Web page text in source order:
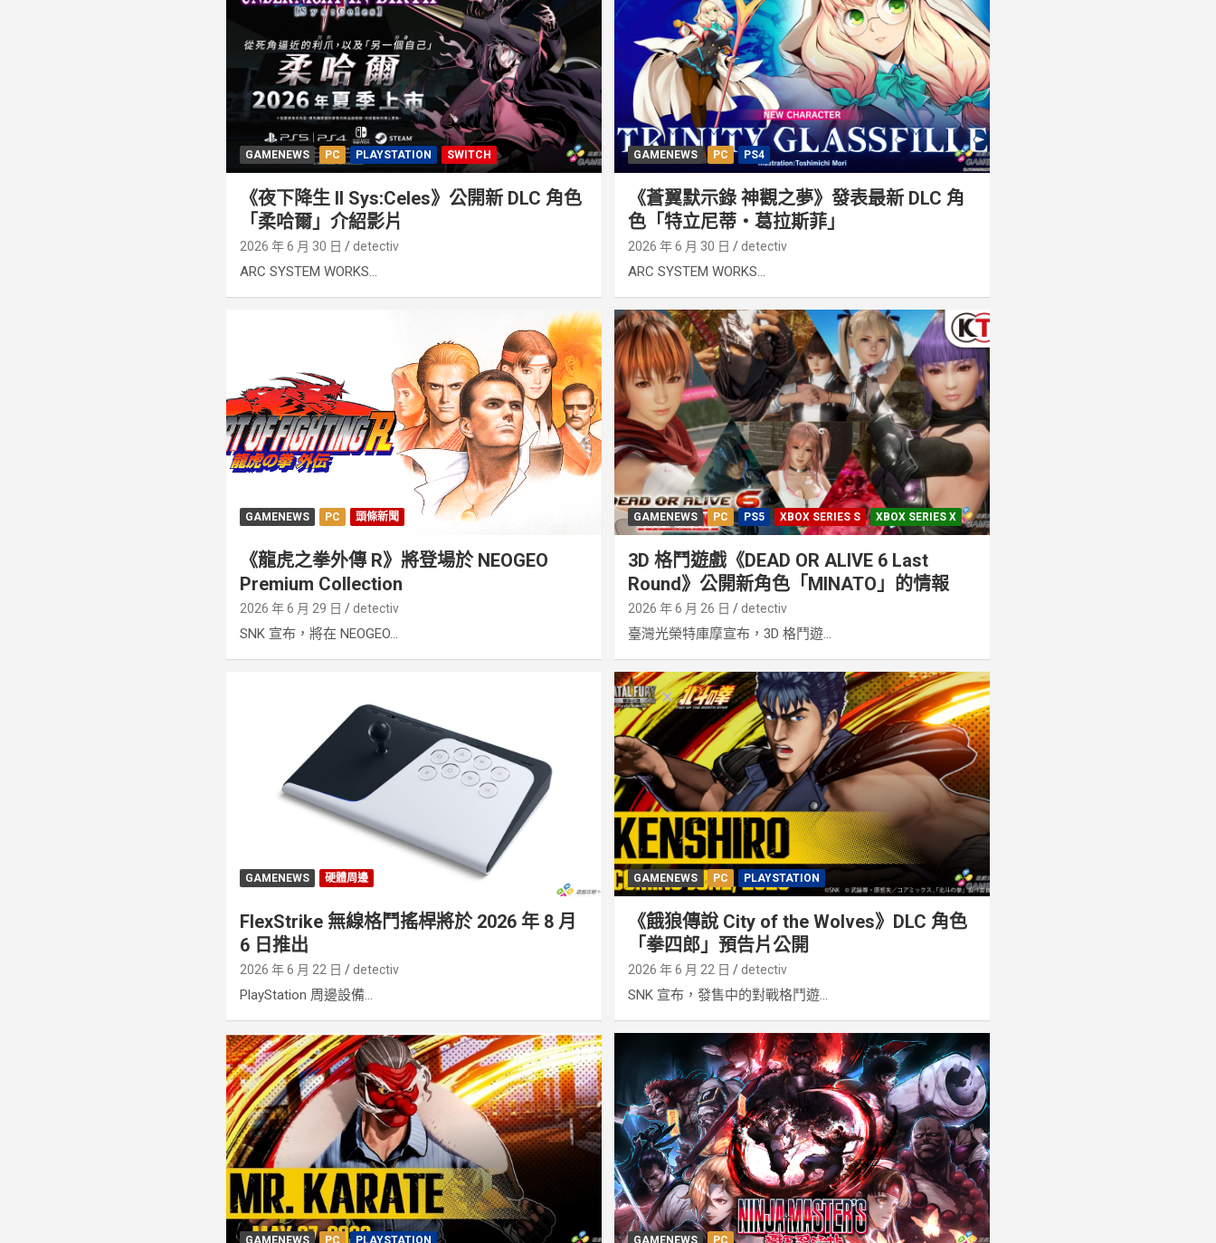
GAMENEWS PC PLAYSTATION SWITCH
《夜下降生 II Sys:Celes》公開新 DLC 角色
「柔哈爾」介紹影片
2026 年 6 月 30 日 detectiv
ARC SYSTEM WORKS...
GAMENEWS PC PS4
《蒼翼默示錄 神觀之夢》發表最新 DLC 角
色「特立尼蒂‧葛拉斯菲」
2026 年 6 月 30 日 detectiv
ARC SYSTEM WORKS...
GAMENEWS PC 頭條新聞
《龍虎之拳外傳 R》將登場於 NEOGEO
Premium Collection
2026 年 6 月 29 日 detectiv
SNK 宣布，將在 NEOGEO...
GAMENEWS PC PS5 XBOX SERIES S XBOX SERIES X
3D 格鬥遊戲《DEAD OR ALIVE 6 Last
Round》公開新角色「MINATO」的情報
2026 年 6 月 26 日 detectiv
臺灣光榮特庫摩宣布，3D 格鬥遊...
GAMENEWS 硬體周邊
FlexStrike 無線格鬥搖桿將於 2026 年 8 月
6 日推出
2026 年 6 月 22 日 detectiv
PlayStation 周邊設備...
GAMENEWS PC PLAYSTATION
《餓狼傳說 City of the Wolves》DLC 角色
「拳四郎」預告片公開
2026 年 6 月 22 日 detectiv
SNK 宣布，發售中的對戰格鬥遊...
GAMENEWS PC PLAYSTATION GAMENEWS PC